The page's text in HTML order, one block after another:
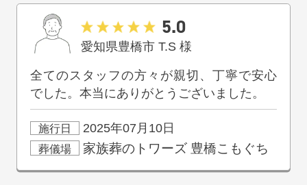
愛知県豊橋市 T.S様
5.0
施行日 2025年07月10日
全てのスタッフの方々が親切、丁寧で安心
でした。本当にありがとうございました。
葬儀場 家族葬のトワーズ 豊橋こもぐち